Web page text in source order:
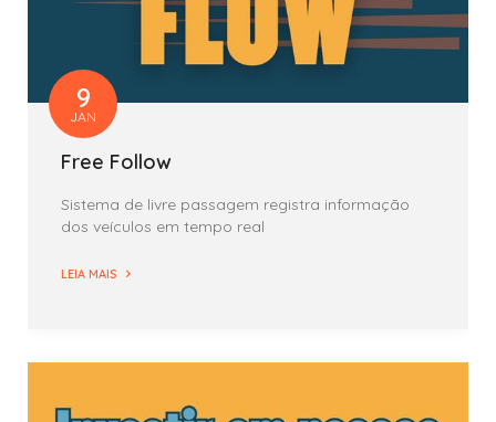
9
JAN
Free Follow
Sistema de livre passagem registra informação
dos veículos em tempo real
LEIA MAIS